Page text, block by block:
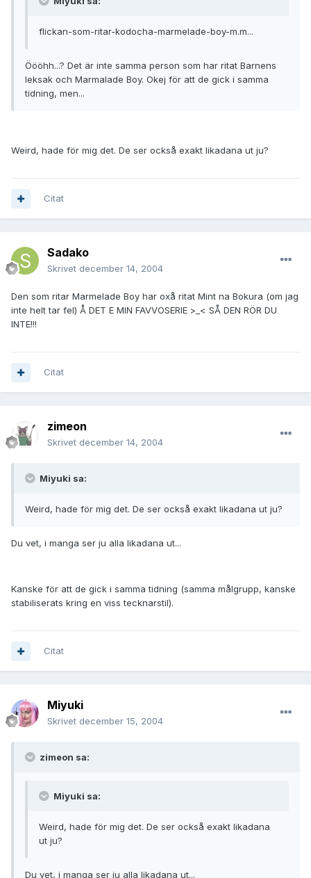
flickan-som-ritar-kodocha-marmelade-boy-m.m...
Öööhh...? Det är inte samma person som har ritat Barnens
leksak och Marmalade Boy. Okej för att de gick i samma
tidning, men...
Weird, hade för mig det. De ser också exakt likadana ut ju?
Citat
Sadako
Skrivet december 14, 2004
Den som ritar Marmelade Boy har oxå ritat Mint na Bokura (om jag
inte helt tar fel) Å DET E MIN FAVVOSERIE >_< SÅ DEN RÖR DU
INTE!!!
Citat
zimeon
Skrivet december 14, 2004
Miyuki sa:
Weird, hade för mig det. De ser också exakt likadana ut ju?
Du vet, i manga ser ju alla likadana ut...
Kanske för att de gick i samma tidning (samma målgrupp, kanske
stabiliserats kring en viss tecknarstil).
Citat
Miyuki
Skrivet december 15, 2004
zimeon sa:
Miyuki sa:
Weird, hade för mig det. De ser också exakt likadana
ut ju?
Du vet, i manga ser ju alla likadana ut...